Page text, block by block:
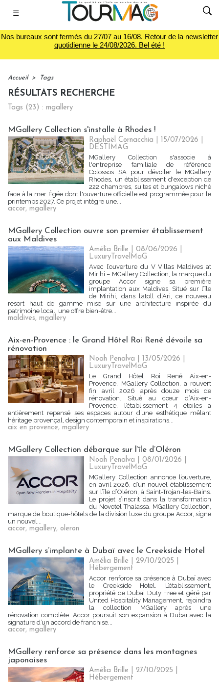
☰
Nos bureaux sont fermés du 27/07 au 16/08. Retour de la newsletter
quotidienne le 24/08/2026. Bel été !
Accueil > Tags
RÉSULTATS RECHERCHE
Tags (23) : mgallery
MGallery Collection s'installe à Rhodes !
Raphaël Cornacchia | 15/07/2026
DESTIMAG
MGallery Collection s'associe à
l'entreprise familiale de référence
Colossos SA pour dévoiler le MGallery
Rhodes, un établissement d'exception de
222 chambres, suites et bungalows niché
face à la mer Égée dont l'ouverture officielle est programmée pour le
printemps 2027. Ce projet intègre une...
accor, mgallery
MGallery Collection ouvre son premier établissement
aux Maldives
Amélia Brille | 08/06/2026
LuxuryTravelMaG
Avec l’ouverture du V Villas Maldives at
Mirihi – MGallery Collection, la marque du
groupe Accor signe sa première
implantation aux Maldives. Situé sur l’île
de Mirihi, dans l’atoll d’Ari, ce nouveau
resort haut de gamme mise sur une architecture inspirée du
patrimoine local, une offre bien-être...
maldives, mgallery
Aix-en-Provence : le Grand Hôtel Roi René dévoile sa
rénovation
Noah Penalva | 13/05/2026
LuxuryTravelMaG
Le Grand Hôtel Roi René Aix-en-
Provence, MGallery Collection, a rouvert
fin avril 2026 après douze mois de
rénovation. Situé au cœur d’Aix-en-
Provence, l’établissement 4 étoiles a
entièrement repensé ses espaces autour d’une esthétique mêlant
héritage provençal, design contemporain et inspirations...
aix en provence, mgallery
MGallery Collection débarque sur l’île d’Oléron
Noah Penalva | 08/01/2026
LuxuryTravelMaG
MGallery Collection annonce l’ouverture,
en avril 2026, d’un nouvel établissement
sur l’île d’Oléron, à Saint-Trojan-les-Bains.
Le projet s’inscrit dans la transformation
du Novotel Thalassa. MGallery Collection,
marque de boutique-hôtels de la division luxe du groupe Accor, signe
un nouvel...
accor, mgallery, oleron
MGallery s’implante à Dubaï avec le Creekside Hotel
Amélia Brille | 29/10/2025
Hébergement
Accor renforce sa présence à Dubaï avec
le Creekside Hotel. L’établissement,
propriété de Dubai Duty Free et géré par
United Hospitality Management, rejoindra
la collection MGallery après une
rénovation complète. Accor poursuit son expansion à Dubaï avec la
signature d’un accord de franchise...
accor, mgallery
MGallery renforce sa présence dans les montagnes
japonaises
Amélia Brille | 27/10/2025
Hébergement